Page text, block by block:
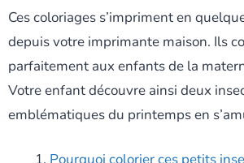
Ces coloriages s’impriment en
depuis votre imprimante maison. Ils
parfaitement aux enfants de la
Votre enfant découvre ainsi deux
emblématiques du printemps en